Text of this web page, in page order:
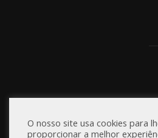
O nosso site usa cookies para
proporcionar a melhor